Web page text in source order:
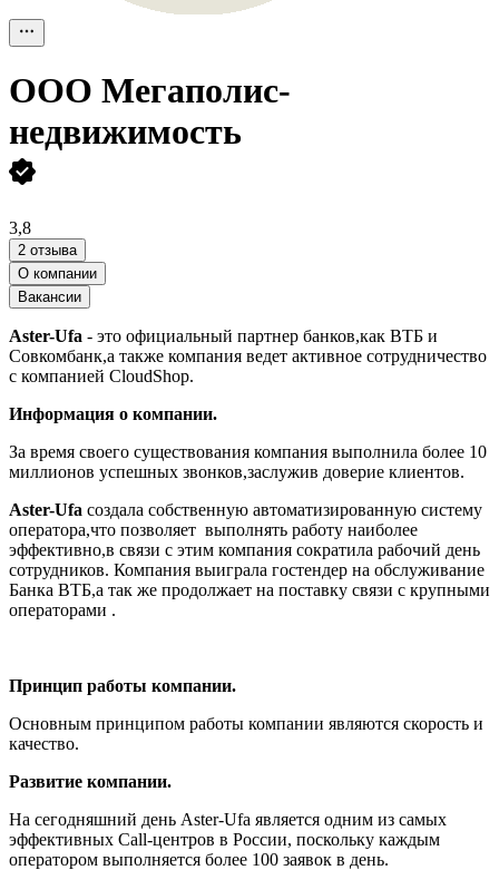
ООО Мегаполис-
недвижимость
3,8
2 отзыва
О компании
Вакансии
Aster-Ufa - это официальный партнер банков,как ВТБ и
Совкомбанк,а также компания ведет активное сотрудничество
с компанией ClоudShop.
Информация о компании.
За время своего существования компания выполнила более 10
миллионов успешных звонков,заслужив доверие клиентов.
Aster-Ufa создала собственную автоматизированную систему
оператора,что позволяет выполнять работу наиболее
эффективно,в связи с этим компания сократила рабочий день
сотрудников. Компания выиграла гостендер на обслуживание
Банка ВТБ,а так же продолжает на поставку связи с крупными
операторами .
Принцип работы компании.
Основным принципом работы компании являются скорость и
качество.
Развитие компании.
На сегодняшний день Aster-Ufa является одним из самых
эффективных Call-центров в России, поскольку каждым
оператором выполняется более 100 заявок в день.